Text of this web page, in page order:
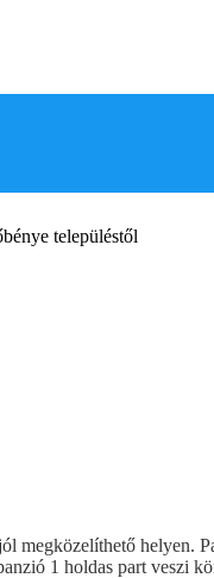
településtől
megközelíthető helyen.
1 holdas part veszi